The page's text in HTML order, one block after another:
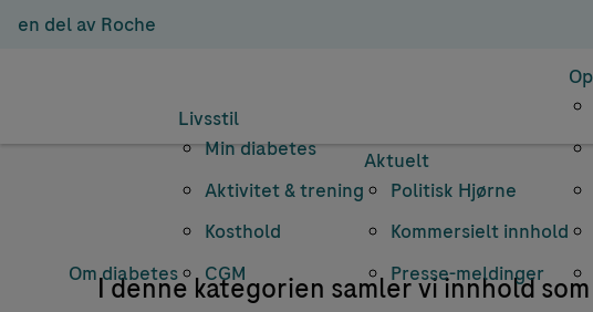
en del av Roche
Om diabetes
Livsstil
Min diabetes
Aktivitet & trening
Kosthold
CGM
Aktuelt
Politisk Hjørne
Kommersielt innhold
Presse-meldinger
I denne kategorien samler vi innhold